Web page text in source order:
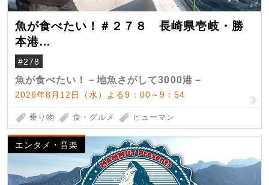
魚が食べたい！＃２７８ 長崎県壱岐・勝
本港
（クロマグロ）
#278
魚が食べたい！－地魚さがして3000港－
2026年8月12日（水）よる9：00～9：54
乗り物 食・グルメ ヒューマン
エンタメ・音楽